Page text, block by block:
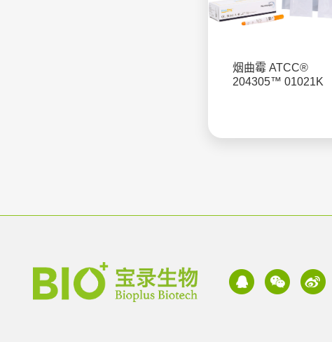
烟曲霉 ATCC®
204305™ 01021K